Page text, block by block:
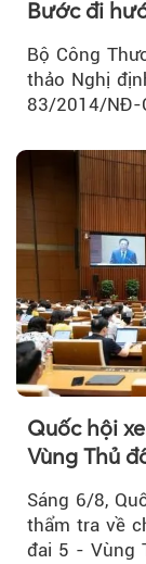
Bước đi
Bộ Công
thảo Nghị
83/2014/NĐ-
Quốc hội
Vùng Thủ
Sáng 6/8,
thẩm tra về
đai 5 - Vùng